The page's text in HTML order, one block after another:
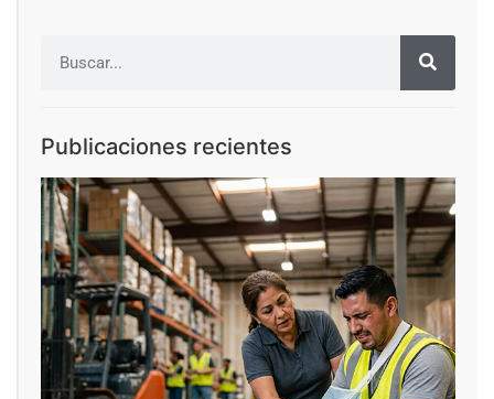
Publicaciones recientes